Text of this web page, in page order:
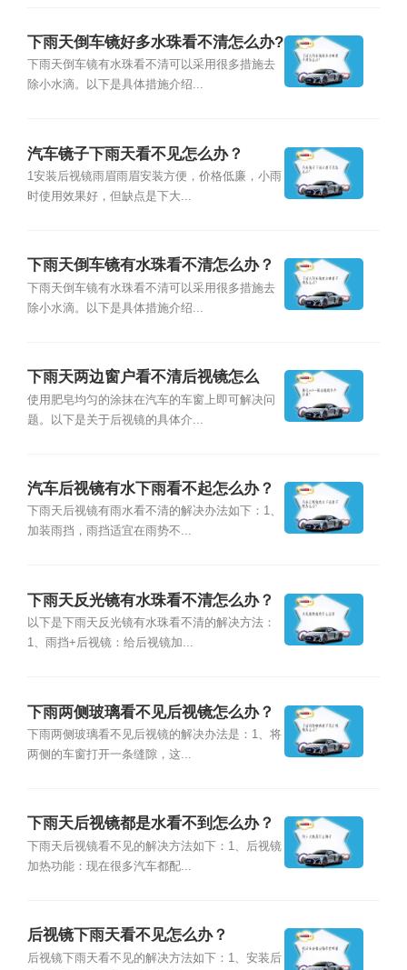
下雨天倒车镜好多水珠看不清怎么办?
下雨天倒车镜有水珠看不清可以采用很多措施去
除小水滴。以下是具体措施介绍...
汽车镜子下雨天看不见怎么办？
1安装后视镜雨眉雨眉安装方便，价格低廉，小雨
时使用效果好，但缺点是下大...
下雨天倒车镜有水珠看不清怎么办？
下雨天倒车镜有水珠看不清可以采用很多措施去
除小水滴。以下是具体措施介绍...
下雨天两边窗户看不清后视镜怎么
办？
使用肥皂均匀的涂抹在汽车的车窗上即可解决问
题。以下是关于后视镜的具体介...
汽车后视镜有水下雨看不起怎么办？
下雨天后视镜有雨水看不清的解决办法如下：1、
加装雨挡，雨挡适宜在雨势不...
下雨天反光镜有水珠看不清怎么办？
以下是下雨天反光镜有水珠看不清的解决方法：
1、雨挡+后视镜：给后视镜加...
下雨两侧玻璃看不见后视镜怎么办？
下雨两侧玻璃看不见后视镜的解决办法是：1、将
两侧的车窗打开一条缝隙，这...
下雨天后视镜都是水看不到怎么办？
下雨天后视镜看不见的解决方法如下：1、后视镜
加热功能：现在很多汽车都配...
后视镜下雨天看不见怎么办？
后视镜下雨天看不见的解决方法如下：1、安装后